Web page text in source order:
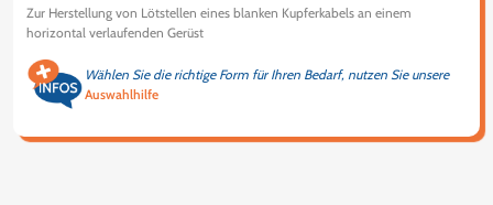
Zur Herstellung von Lötstellen eines blanken Kupferkabels an einem
horizontal verlaufenden Gerüst
Wählen Sie die richtige Form für Ihren Bedarf, nutzen Sie unsere
Auswahlhilfe